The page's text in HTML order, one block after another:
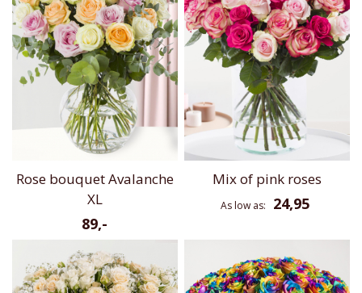
Rose bouquet Avalanche
XL
89,-
Mix of pink roses
As low as 24,95